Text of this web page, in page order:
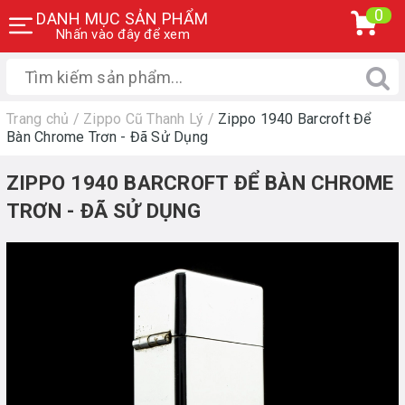
DANH MỤC SẢN PHẨM
Nhấn vào đây để xem
0
Trang chủ / Zippo Cũ Thanh Lý / Zippo 1940 Barcroft Để
Bàn Chrome Trơn - Đã Sử Dụng
ZIPPO 1940 BARCROFT ĐỂ BÀN CHROME
TRƠN - ĐÃ SỬ DỤNG